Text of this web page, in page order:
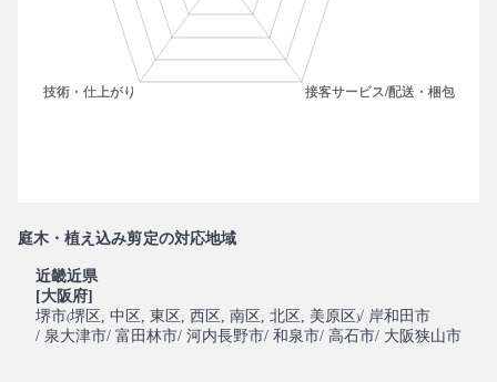
庭木・植え込み剪定の対応地域
近畿近県
[大阪府]
堺市(堺区 , 中区 , 東区 , 西区 , 南区 , 北区 , 美原区)/ 岸和田市
/ 泉大津市/ 富田林市/ 河内長野市/ 和泉市/ 高石市/ 大阪狭山市